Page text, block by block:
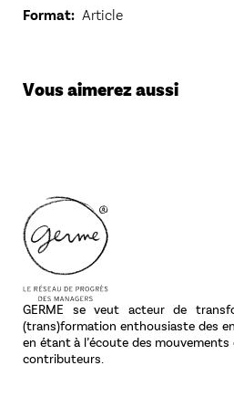
Format
Article
Vous aimerez aussi
GERME se veut acteur de
(trans)formation enthousiaste des
en étant à l’écoute des mouvements
contributeurs.